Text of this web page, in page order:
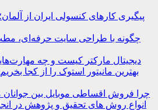
پیگیری کارهای کنسولی ایران از
چگونه با طراحی سایت حرفه‌ای،
دیجیتال مارکتر کیست و چه
بهترین مانیتور استوک را از کجا
چرا فروش اقساطی موبایل بین
انواع روش های تحقیق و پژوهش در